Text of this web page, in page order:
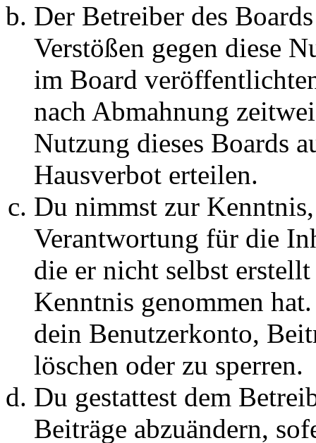
Der Betreiber des
Verstößen gegen diese
im Board
nach Abmahnung
Nutzung dieses Boards
Hausverbot erteilen.
Du nimmst zur
Verantwortung für die
die er nicht selbst
Kenntnis genommen
dein Benutzerkonto,
löschen oder zu sperren.
Du gestattest dem
Beiträge abzuändern,